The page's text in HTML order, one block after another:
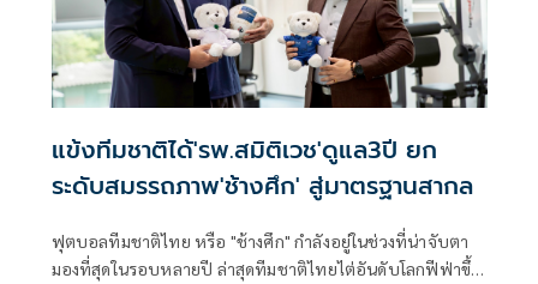
แข้งทีมชาติได้'รพ.สมิติเวช'ดูแล3ปี ยก
ระดับสมรรถภาพ'ช้างศึก' สู่มาตรฐานสากล
ฟุตบอลทีมชาติไทย หรือ "ช้างศึก" กำลังอยู่ในช่วงที่น่าจับตา
มองที่สุดในรอบหลายปี ล่าสุดทีมชาติไทยไต่อันดับโลกฟีฟ่าขึ้น